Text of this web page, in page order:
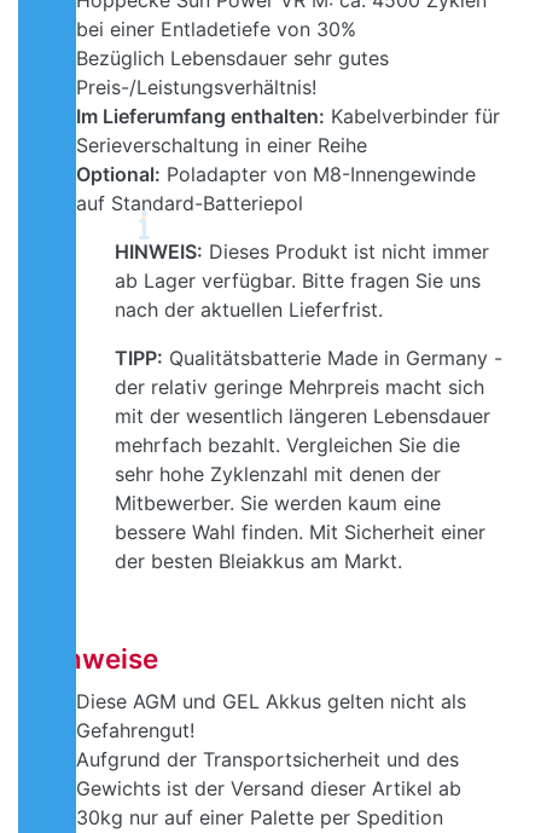
bei einer Entladetiefe von 30%
Bezüglich Lebensdauer sehr gutes
Preis-/Leistungsverhältnis!
Im Lieferumfang enthalten: Kabelverbinder für
Serieverschaltung in einer Reihe
Optional: Poladapter von M8-Innengewinde
auf Standard-Batteriepol
HINWEIS: Dieses Produkt ist nicht immer
ab Lager verfügbar. Bitte fragen Sie uns
nach der aktuellen Lieferfrist.
TIPP: Qualitätsbatterie Made in Germany -
der relativ geringe Mehrpreis macht sich
mit der wesentlich längeren Lebensdauer
mehrfach bezahlt. Vergleichen Sie die
sehr hohe Zyklenzahl mit denen der
Mitbewerber. Sie werden kaum eine
bessere Wahl finden. Mit Sicherheit einer
der besten Bleiakkus am Markt.
Hinweise
Diese AGM und GEL Akkus gelten nicht als
Gefahrengut!
Aufgrund der Transportsicherheit und des
Gewichts ist der Versand dieser Artikel ab
30kg nur auf einer Palette per Spedition